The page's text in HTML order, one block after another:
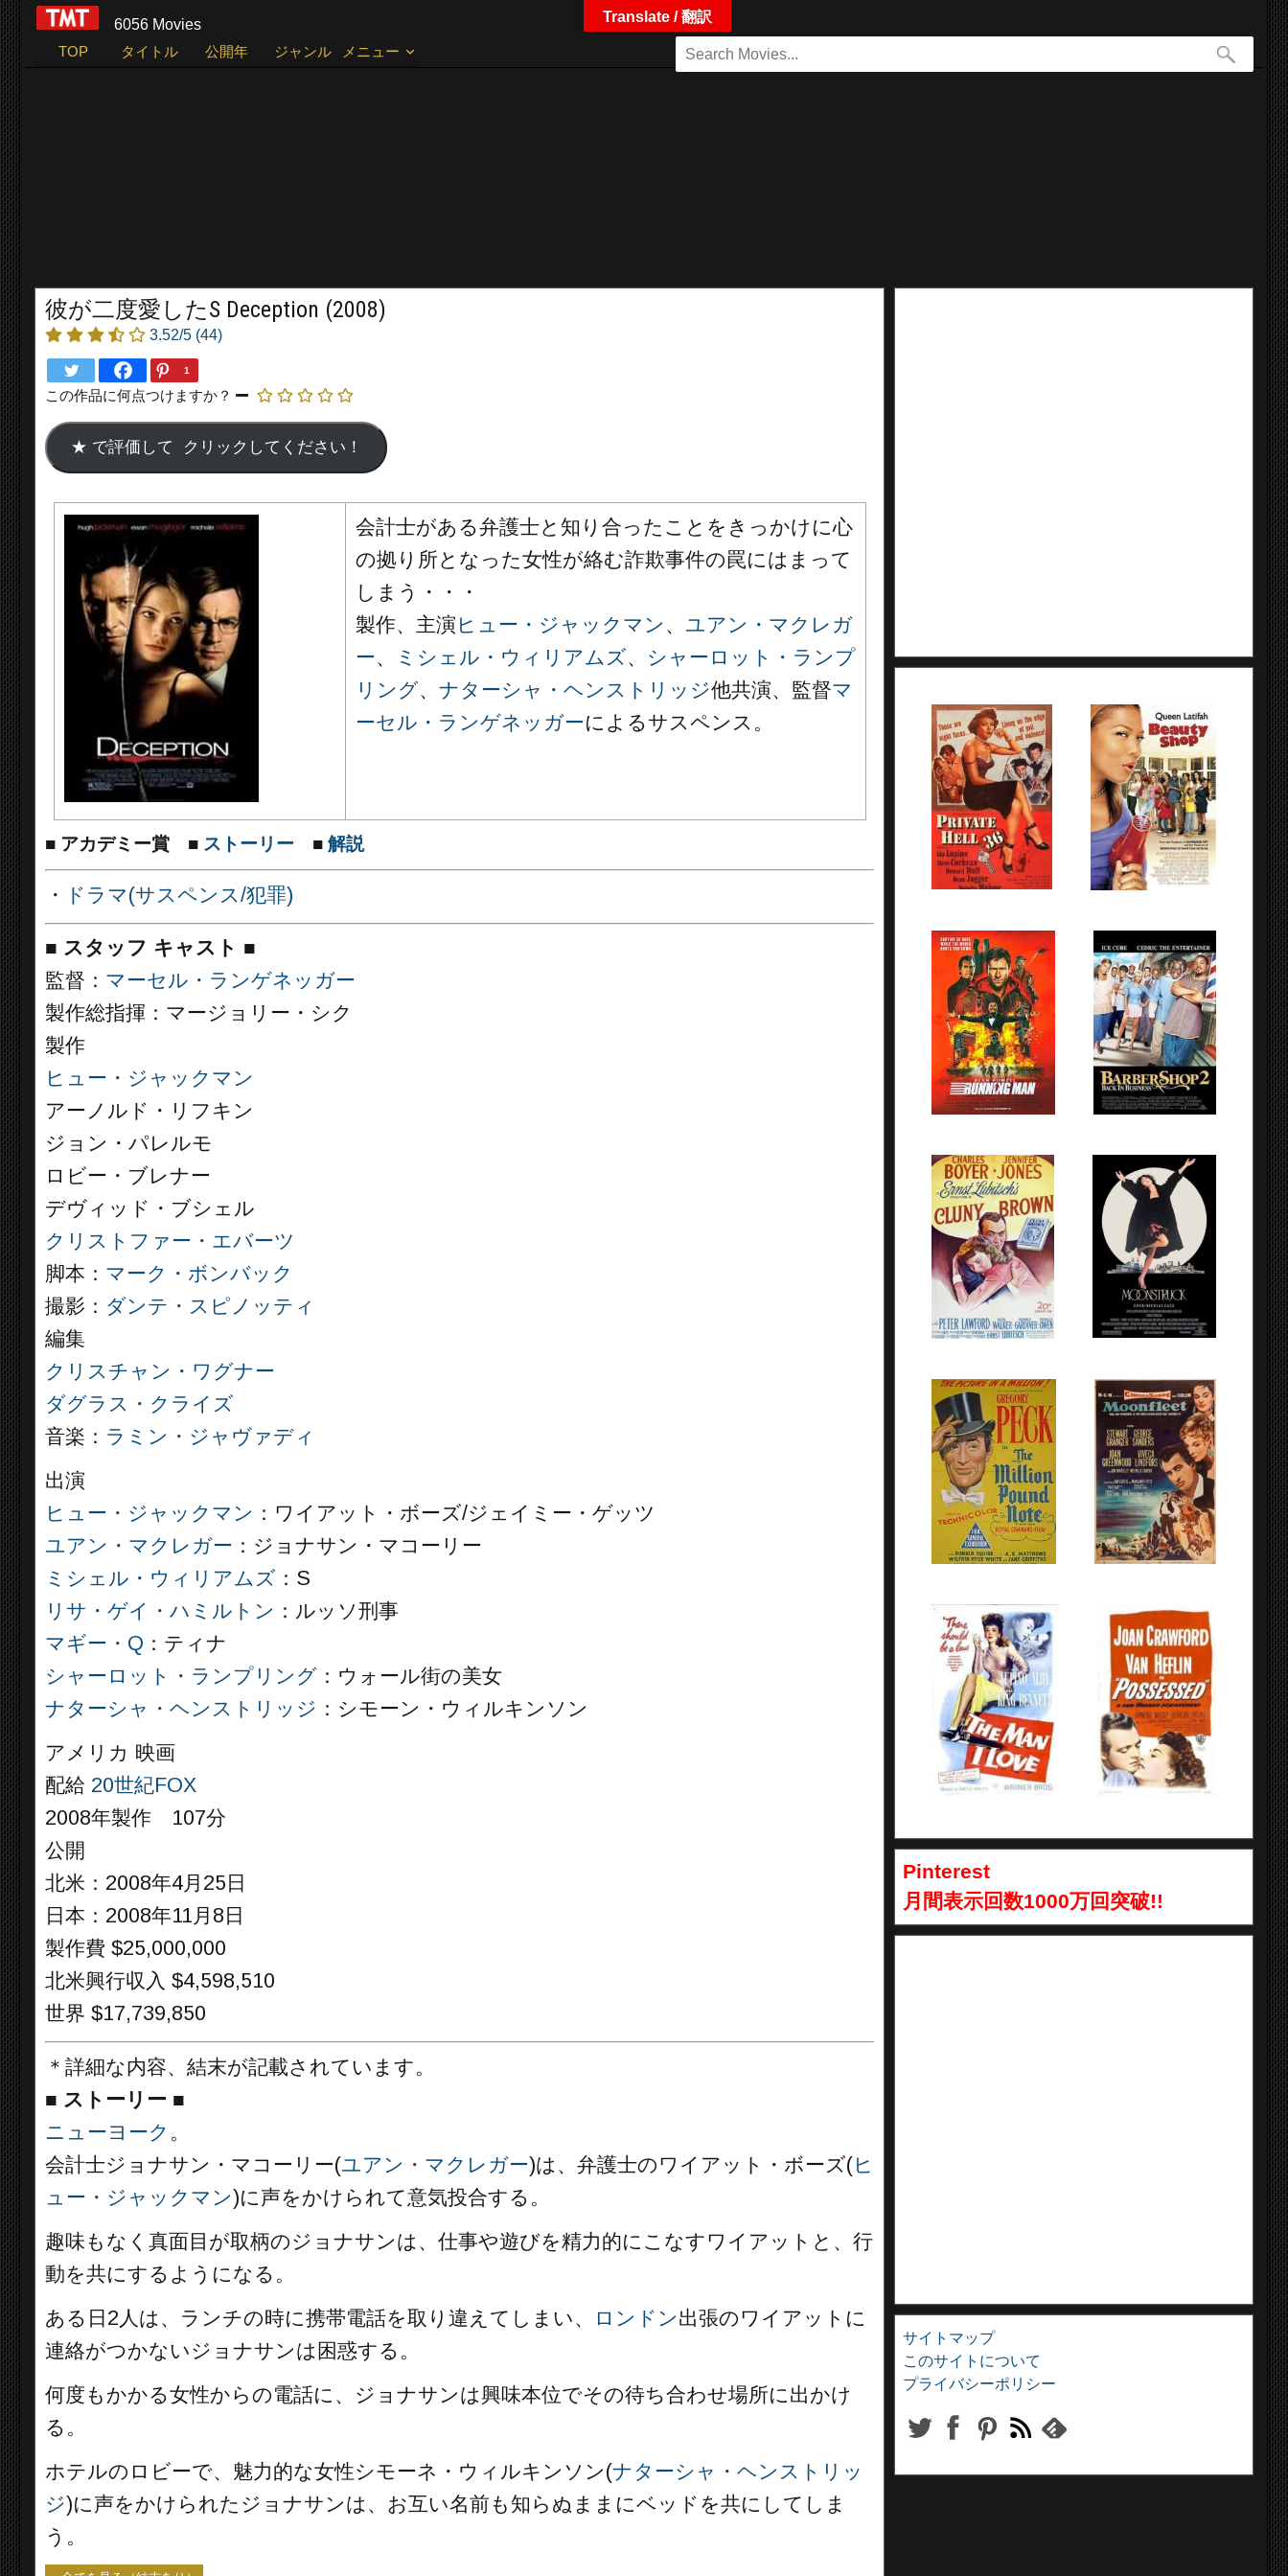
6056 Movies
TOP
タイトル 公開年 ジャンル メニュー
彼が二度愛したS Deception (2008)
3.52/5 (44)
1
この作品に何点つけますか？
会計士がある弁護士と知り合ったことをきっかけに心
の拠り所となった女性が絡む詐欺事件の罠にはまって
しまう・・・
製作、主演 ヒュー・ジャックマン 、 ユアン・マクレガ
ー、 ミシェル・ウィリアムズ、 シャーロット・ランプ
リング、 ナターシャ・ヘンストリッジ他共演、監督マ
ーセル・ランゲネッガーによるサスペンス。
■ アカデミー賞 ■ ストーリー ■ 解説
・ ドラマ(サスペンス/犯罪)
■ スタッフ キャスト ■
監督： マーセル・ランゲネッガー
製作総指揮：マージョリー・シク
製作
ヒュー・ジャックマン
アーノルド・リフキン
ジョン・パレルモ
ロビー・ブレナー
デヴィッド・ブシェル
クリストファー・エバーツ
脚本： マーク・ボンバック
撮影： ダンテ・スピノッティ
編集
クリスチャン・ワグナー
ダグラス・クライズ
音楽： ラミン・ジャヴァディ
出演
ヒュー・ジャックマン ：ワイアット・ボーズ/ジェイミー・ゲッツ
ユアン・マクレガー ：ジョナサン・マコーリー
ミシェル・ウィリアムズ ：S
リサ・ゲイ・ハミルトン ：ルッソ刑事
マギー・Q ：ティナ
シャーロット・ランプリング ：ウォール街の美女
ナターシャ・ヘンストリッジ ：シモーン・ウィルキンソン
アメリカ 映画
配給 20世紀FOX
2008年製作 107分
公開
北米：2008年4月25日
日本：2008年11月8日
製作費 $25,000,000
北米興行収入 $4,598,510
世界 $17,739,850
＊詳細な内容、結末が記載されています。
■ ストーリー ■
ニューヨーク 。
会計士ジョナサン・マコーリー(ユアン・マクレガー)は、弁護士のワイアット・ボーズ(ヒ
ュー・ジャックマン)に声をかけられて意気投合する。
趣味もなく真面目が取柄のジョナサンは、仕事や遊びを精力的にこなすワイアットと、行
動を共にするようになる。
ある日2人は、ランチの時に携帯電話を取り違えてしまい、
ロンドン出張のワイアットに
連絡がつかないジョナサンは困惑する。
何度もかかる女性からの電話に、ジョナサンは興味本位でその待ち合わせ場所に出かけ
る。
ホテルのロビーで、魅力的な女性シモーネ・ウィルキンソン(ナターシャ・ヘンストリッ
ジ)に声をかけられたジョナサンは、お互い名前も知らぬままにベッドを共にしてしま
う。
Pinterest
月間表示回数1000万回突破!!
サイトマップ
このサイトについて
プライバシーポリシー
Translate / 翻訳